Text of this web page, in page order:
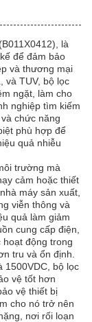
là
để đảm bảo
và thương mại
và TUV, bộ lọc
ngặt, làm cho
nghiệp tìm kiếm
chức năng
phù hợp để
quả nhiễu
trường mà
cảm hoặc thiết
máy sản xuất,
viễn thông và
quả làm giảm
cung cấp điện,
động trong
tru và ổn định.
1500VDC, bộ lọc
vệ tốt hơn
vệ thiết bị
cho nó trở nên
nơi rối loạn